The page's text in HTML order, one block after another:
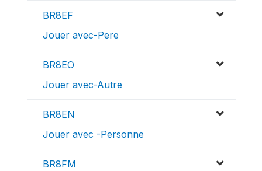
BR8EF
Jouer avec-Pere
BR8EO
Jouer avec-Autre
BR8EN
Jouer avec -Personne
BR8FM